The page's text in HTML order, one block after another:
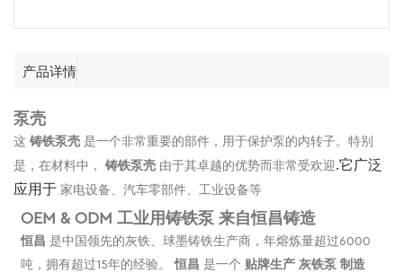
产品详情
泵壳
这 铸铁泵壳 是一个非常重要的部件，用于保护泵的内转子。特别
是，在材料中，
铸铁泵壳 由于其卓越的优势而非常受欢迎.它广泛
应用于 家电设备、汽车零部件、工业设备等
OEM & ODM 工业用铸铁泵 来自恒昌铸造
恒昌 是中国领先的灰铁、球墨铸铁生产商，年熔炼量超过6000
吨，拥有超过15年的经验。恒昌 是一个 贴牌生产 灰铁泵 制造